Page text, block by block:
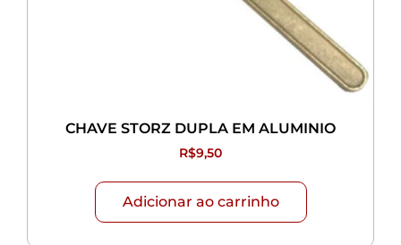
CHAVE STORZ DUPLA EM ALUMINIO
R$9,50
Adicionar ao carrinho